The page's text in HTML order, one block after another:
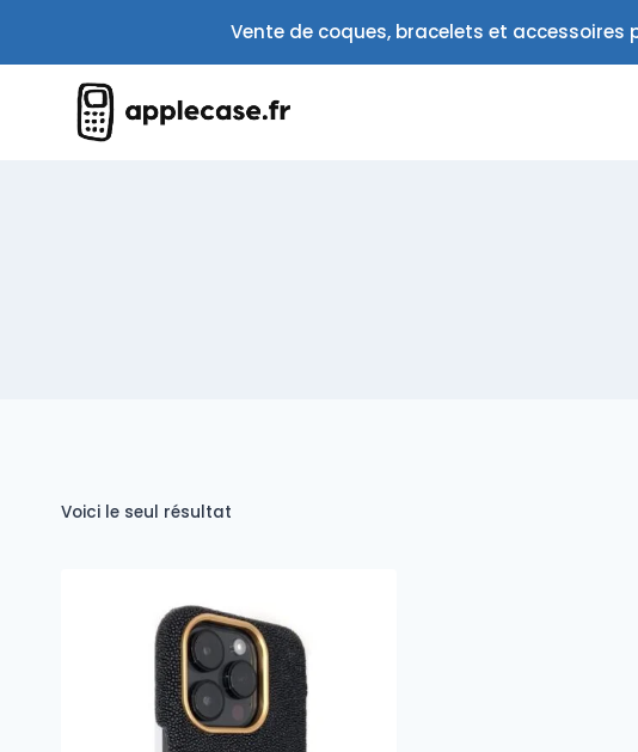
contenu
Vente de coques, bracelets et accessoires
Voici le seul résultat